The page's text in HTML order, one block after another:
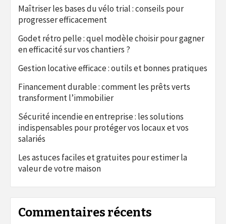
Maîtriser les bases du vélo trial : conseils pour
progresser efficacement
Godet rétro pelle : quel modèle choisir pour gagner
en efficacité sur vos chantiers ?
Gestion locative efficace : outils et bonnes pratiques
Financement durable : comment les prêts verts
transforment l’immobilier
Sécurité incendie en entreprise : les solutions
indispensables pour protéger vos locaux et vos
salariés
Les astuces faciles et gratuites pour estimer la
valeur de votre maison
Commentaires récents